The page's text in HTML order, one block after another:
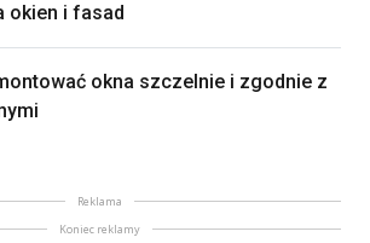
okien i fasad
okna szczelnie i zgodnie z
Reklama
Koniec reklamy